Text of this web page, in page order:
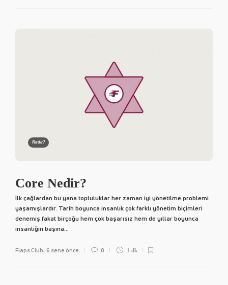
Nedir?
Core Nedir?
İlk çağlardan bu yana topluluklar her zaman iyi yönetilme problemi
yaşamışlardır. Tarih boyunca insanlık çok farklı yönetim biçimleri
denemiş fakat birçoğu hem çok başarısız hem de yıllar boyunca
insanlığın başına...
Flaps Club, 6 sene önce 0 1 dk